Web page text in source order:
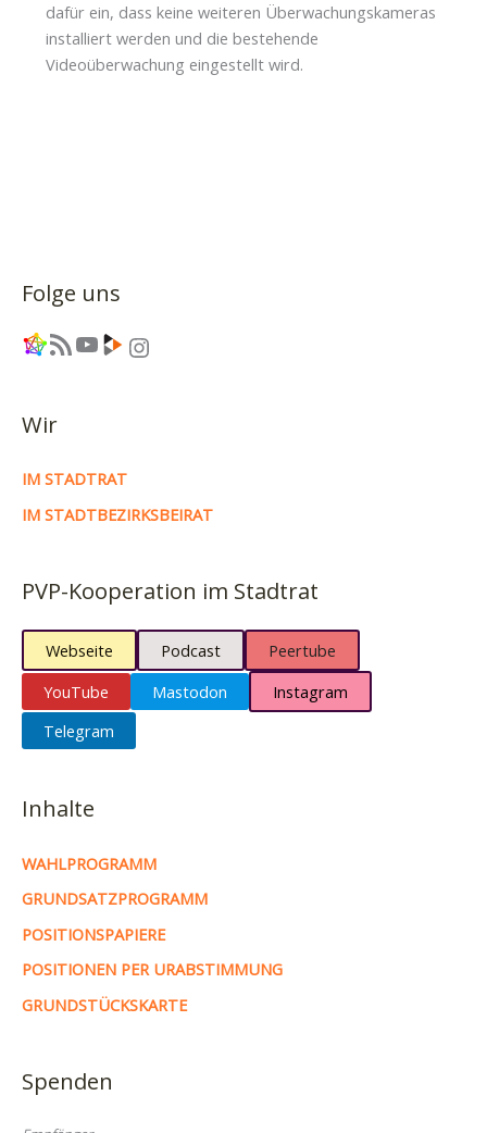
dafür ein, dass keine weiteren Überwachungskameras
installiert werden und die bestehende
Videoüberwachung eingestellt wird.
Folge uns
Link RSS-Feed YouTube Link Instagram
Wir
IM STADTRAT
IM STADTBEZIRKSBEIRAT
PVP-Kooperation im Stadtrat
Webseite Podcast
Peertube
YouTube
Mastodon
Instagram
Telegram
Inhalte
WAHLPROGRAMM
GRUNDSATZPROGRAMM
POSITIONSPAPIERE
POSITIONEN PER URABSTIMMUNG
GRUNDSTÜCKSKARTE
Spenden